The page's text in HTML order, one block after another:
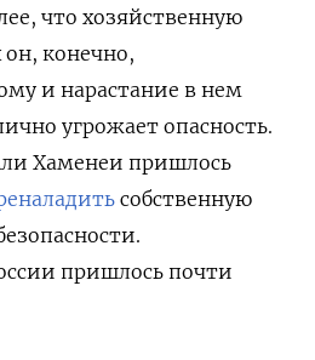
что хозяйственную
он, конечно,
и нарастание в нем
угрожает опасность.
Хаменеи пришлось
собственную
пришлось почти